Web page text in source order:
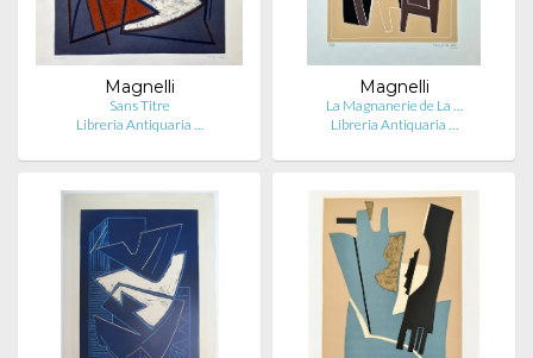
Magnelli
Sans Titre
Libreria Antiquaria …
Magnelli
La Magnanerie de La …
Libreria Antiquaria …